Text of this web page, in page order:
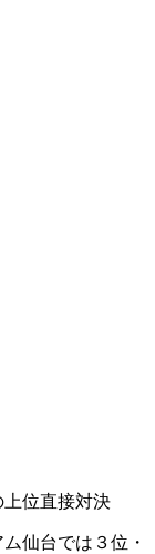
位直接対決
仙台では３位・